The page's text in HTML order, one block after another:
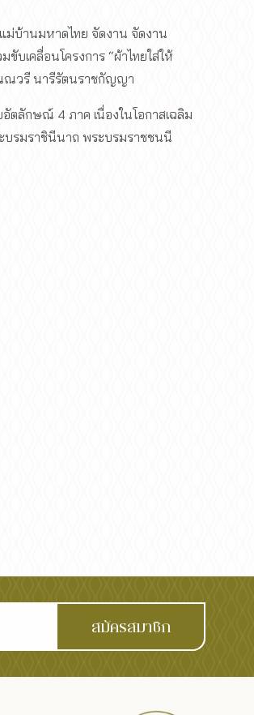
บ้านมหาดไทย จัดงาน จัดงาน
บเคลื่อนโครงการ “ผ้าไทยใส่ให้
ณณวรี นารีรัตนราชกัญญา
ตลักษณ์ 4 ภาค เนื่องในโอกาสเฉลิม
บรมราชินีนาถ พระบรมราชชนนี
สมัครสมาชิก